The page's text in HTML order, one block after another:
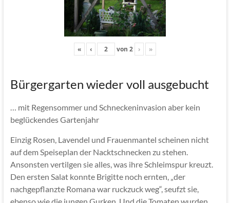
« ‹ von 2 › »
Bürgergarten wieder voll ausgebucht
… mit Regensommer und Schneckeninvasion aber kein
beglückendes Gartenjahr
Einzig Rosen, Lavendel und Frauenmantel scheinen nicht
auf dem Speiseplan der Nacktschnecken zu stehen.
Ansonsten vertilgen sie alles, was ihre Schleimspur kreuzt.
Den ersten Salat konnte Brigitte noch ernten, „der
nachgepflanzte Romana war ruckzuck weg“, seufzt sie,